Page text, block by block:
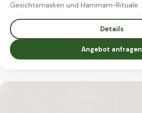
Gesichtsmasken und Hammam-Rituale.
Details
Angebot anfragen